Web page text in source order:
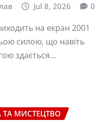
Jul 8, 2026 0
на екран 2001
силою, що навіть
здається…
ТА МИСТЕЦТВО